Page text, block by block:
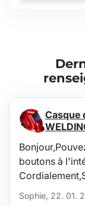
Casque
boutons à
Sophie, 22. 01.